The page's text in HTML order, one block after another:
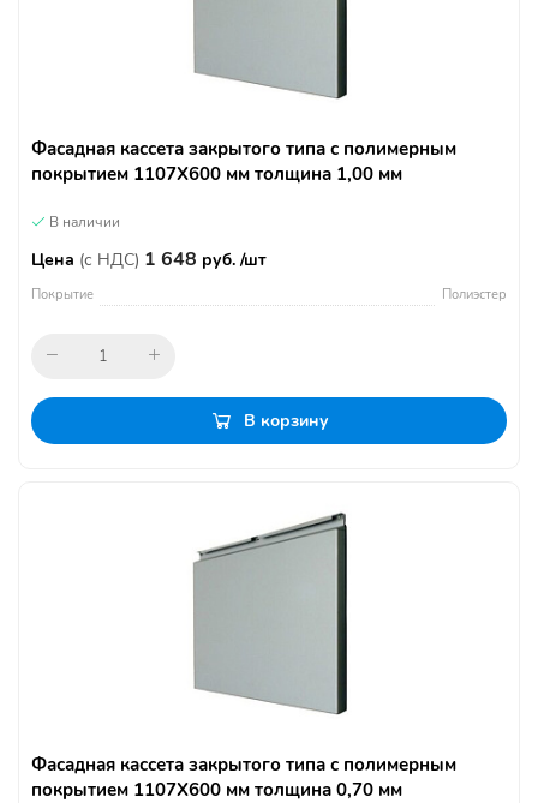
Фасадная кассета закрытого типа с полимерным
покрытием 1107Х600 мм толщина 1,00 мм
В наличии
Цена (с НДС) 1 648 руб. /шт
Покрытие Полиэстер
В корзину
Фасадная кассета закрытого типа с полимерным
покрытием 1107Х600 мм толщина 0,70 мм